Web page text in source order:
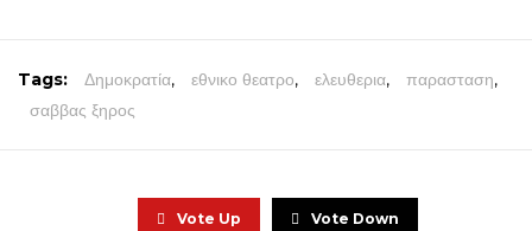
Tags: Δημοκρατία, εθνικο θεατρο, ελευθερια, παρασταση,
σαββας ξηρος
Vote Up Vote Down